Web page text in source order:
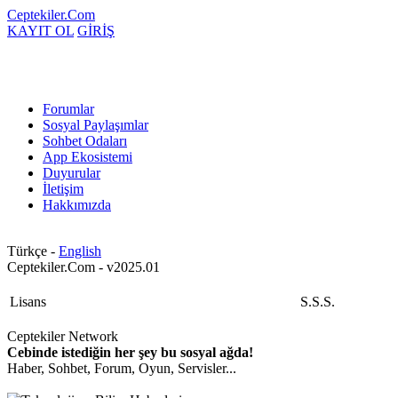
Ceptekiler.Com
KAYIT OL GİRİŞ
Forumlar
Sosyal Paylaşımlar
Sohbet Odaları
App Ekosistemi
Duyurular
İletişim
Hakkımızda
Türkçe - English
Ceptekiler.Com - v2025.01
Lisans S.S.S.
Ceptekiler Network
Cebinde istediğin her şey bu sosyal ağda!
Haber, Sohbet, Forum, Oyun, Servisler...